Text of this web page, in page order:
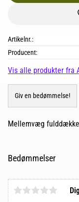
Artikelnr.
Producent
Vis alle produkter fra
Giv en bedømmelse!
Mellemvæg
Bedømmelser